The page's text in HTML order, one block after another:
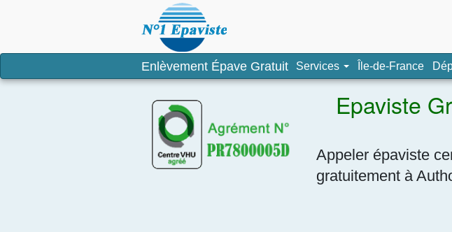
Enlèvement Épave Gratuit Services Île-de-France
Epaviste
Appeler épaviste
gratuitement à